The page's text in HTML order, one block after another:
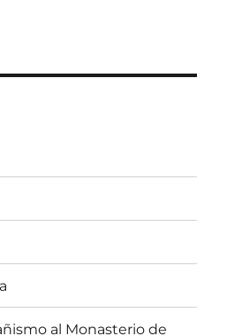
al Monasterio de